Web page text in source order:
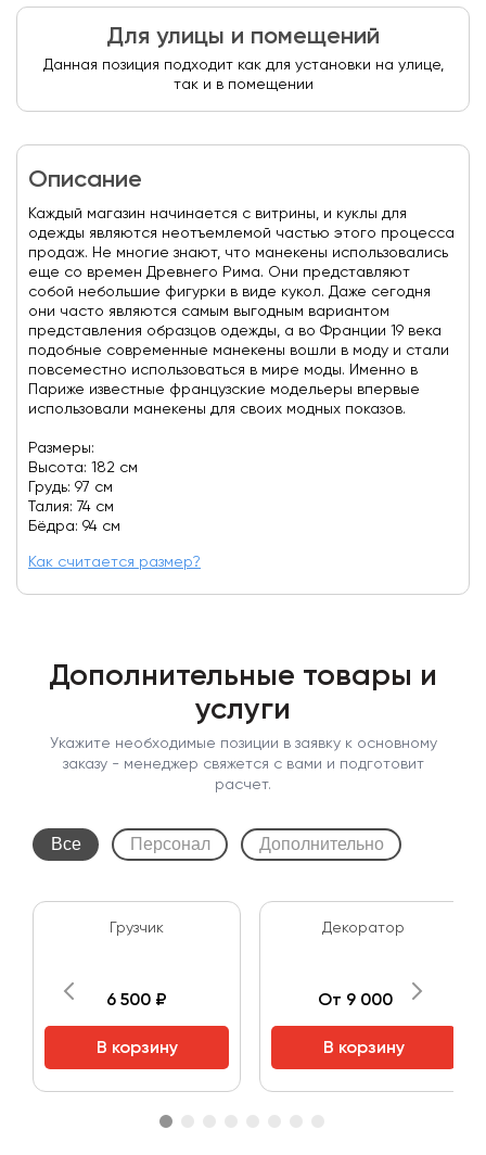
Для улицы и помещений
Данная позиция подходит как для установки на улице,
так и в помещении
Описание
Каждый магазин начинается с витрины, и куклы для
одежды являются неотъемлемой частью этого процесса
продаж. Не многие знают, что манекены использовались
еще со времен Древнего Рима. Они представляют
собой небольшие фигурки в виде кукол. Даже сегодня
они часто являются самым выгодным вариантом
представления образцов одежды, а во Франции 19 века
подобные современные манекены вошли в моду и стали
повсеместно использоваться в мире моды. Именно в
Париже известные французские модельеры впервые
использовали манекены для своих модных показов.
Размеры:
Высота: 182 см
Грудь: 97 см
Талия: 74 см
Бёдра: 94 см
Как считается размер?
Дополнительные товары и
услуги
Укажите необходимые позиции в заявку к основному
заказу - менеджер свяжется с вами и подготовит
расчет.
Все Персонал Дополнительно
Грузчик
6 500 ₽
В корзину
Декоратор
От 9 000 ₽
В корзину